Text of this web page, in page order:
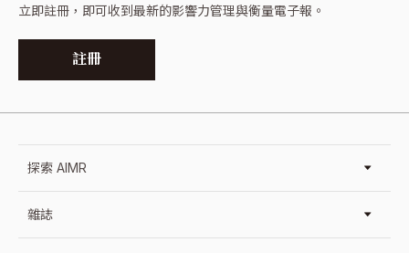
立即註冊，即可收到最新的影響力管理與衡量電子報。
註冊
探索 AIMR
雜誌